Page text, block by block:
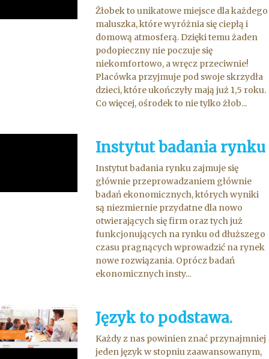
Żłobek to unikatowe miejsce dla każdego
maluszka, które wyróżnia się ciepłą i
domową atmosferą. Dzięki temu żaden
podopieczny nie poczuje się
niekomfortowo, a wręcz przeciwnie!
Placówka przyjmuje pod swoje skrzydła
dzieci, które ukończyły mają już 1,5 roku.
Co więcej, ośrodek to nie tylko żłob...
Instytut badania rynku
Instytut badania rynku zajmuje się
głównie przeprowadzaniem głównie
badań ekonomicznych, których wyniki
są niezmiernie przydatne dla nowo
otwierających się firm oraz tych już
funkcjonujących na rynku od dłuższego
czasu pragnących wprowadzić na rynek
nowe rozwiązania. Oprócz badań
ekonomicznych insty...
Język to podstawa.
Każdy z nas powinien znać przynajmniej
jeden język w stopniu zaawansowanym,